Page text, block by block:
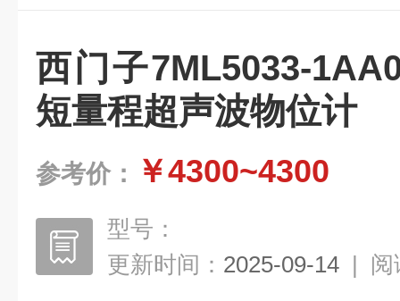
西门子7ML5033-
短量程超声波物位计
参考价： ￥4300~4300
型号：
更新时间： 2025-09-14 | 阅